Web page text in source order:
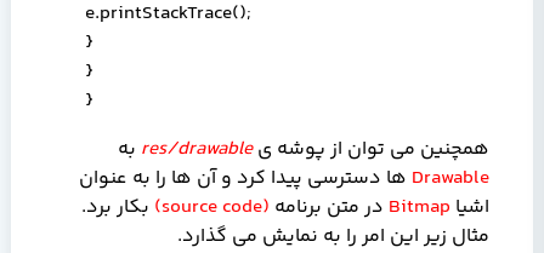
e.printStackTrace();
}
}
}
همچنین می توان از پوشه یres/drawable به
Drawable ها دسترسی پیدا کرد و آن ها را به عنوان
اشیا Bitmap در متن برنامه (
source code
) بکار برد.
مثال زیر این امر را به نمایش می گذارد.